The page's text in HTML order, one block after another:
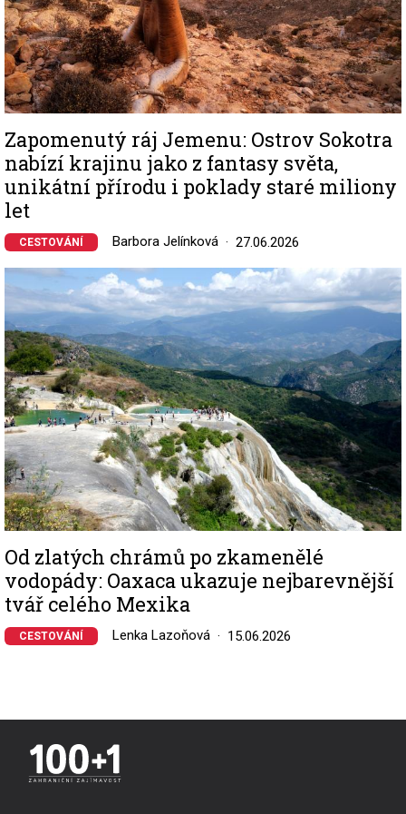
Zapomenutý ráj Jemenu: Ostrov Sokotra
nabízí krajinu jako z fantasy světa,
unikátní přírodu i poklady staré miliony
let
CESTOVÁNÍ Barbora Jelínková 27.06.2026
Od zlatých chrámů po zkamenělé
vodopády: Oaxaca ukazuje nejbarevnější
tvář celého Mexika
CESTOVÁNÍ Lenka Lazoňová 15.06.2026